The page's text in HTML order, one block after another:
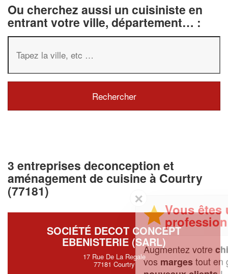
Ou cherchez aussi un cuisiniste en
entrant votre ville, département… :
3 entreprises deconception et
aménagement de cuisine à Courtry
(77181)
SOCIÉTÉ DECOT CONCEPT
EBENISTERIE (SARL)
17 Rue De La Regale
77181 Courtry
Vous êtes un
professionnel ?
Augmentez votrechiffre d'affaireset
margestout en gagnant de